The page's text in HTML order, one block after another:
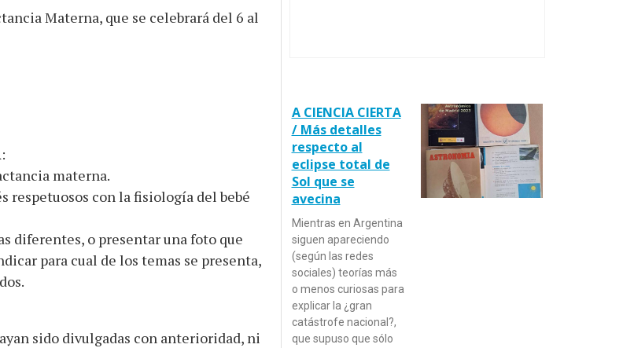
Materna, que se celebrará del 6 al
:
materna.
respetuosos con la fisiología del bebé
diferentes, o presentar una foto que
para cual de los temas se presenta,
sido divulgadas con anterioridad, ni
A CIENCIA CIERTA
/ Más detalles
respecto al
eclipse total de
Sol que se
avecina
Mientras en Argentina
siguen apareciendo
(según las redes
sociales) teorías más
o menos curiosas para
explicar la ¿gran
catástrofe nacional?,
que supuso que sólo